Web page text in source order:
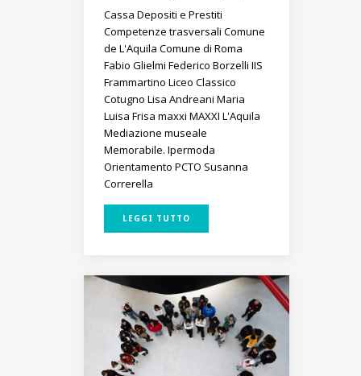
Cassa Depositi e Prestiti
Competenze trasversali Comune
de L'Aquila Comune di Roma
Fabio Glielmi Federico Borzelli IIS
Frammartino Liceo Classico
Cotugno Lisa Andreani Maria
Luisa Frisa maxxi MAXXI L'Aquila
Mediazione museale
Memorabile. Ipermoda
Orientamento PCTO Susanna
Correrella
LEGGI TUTTO